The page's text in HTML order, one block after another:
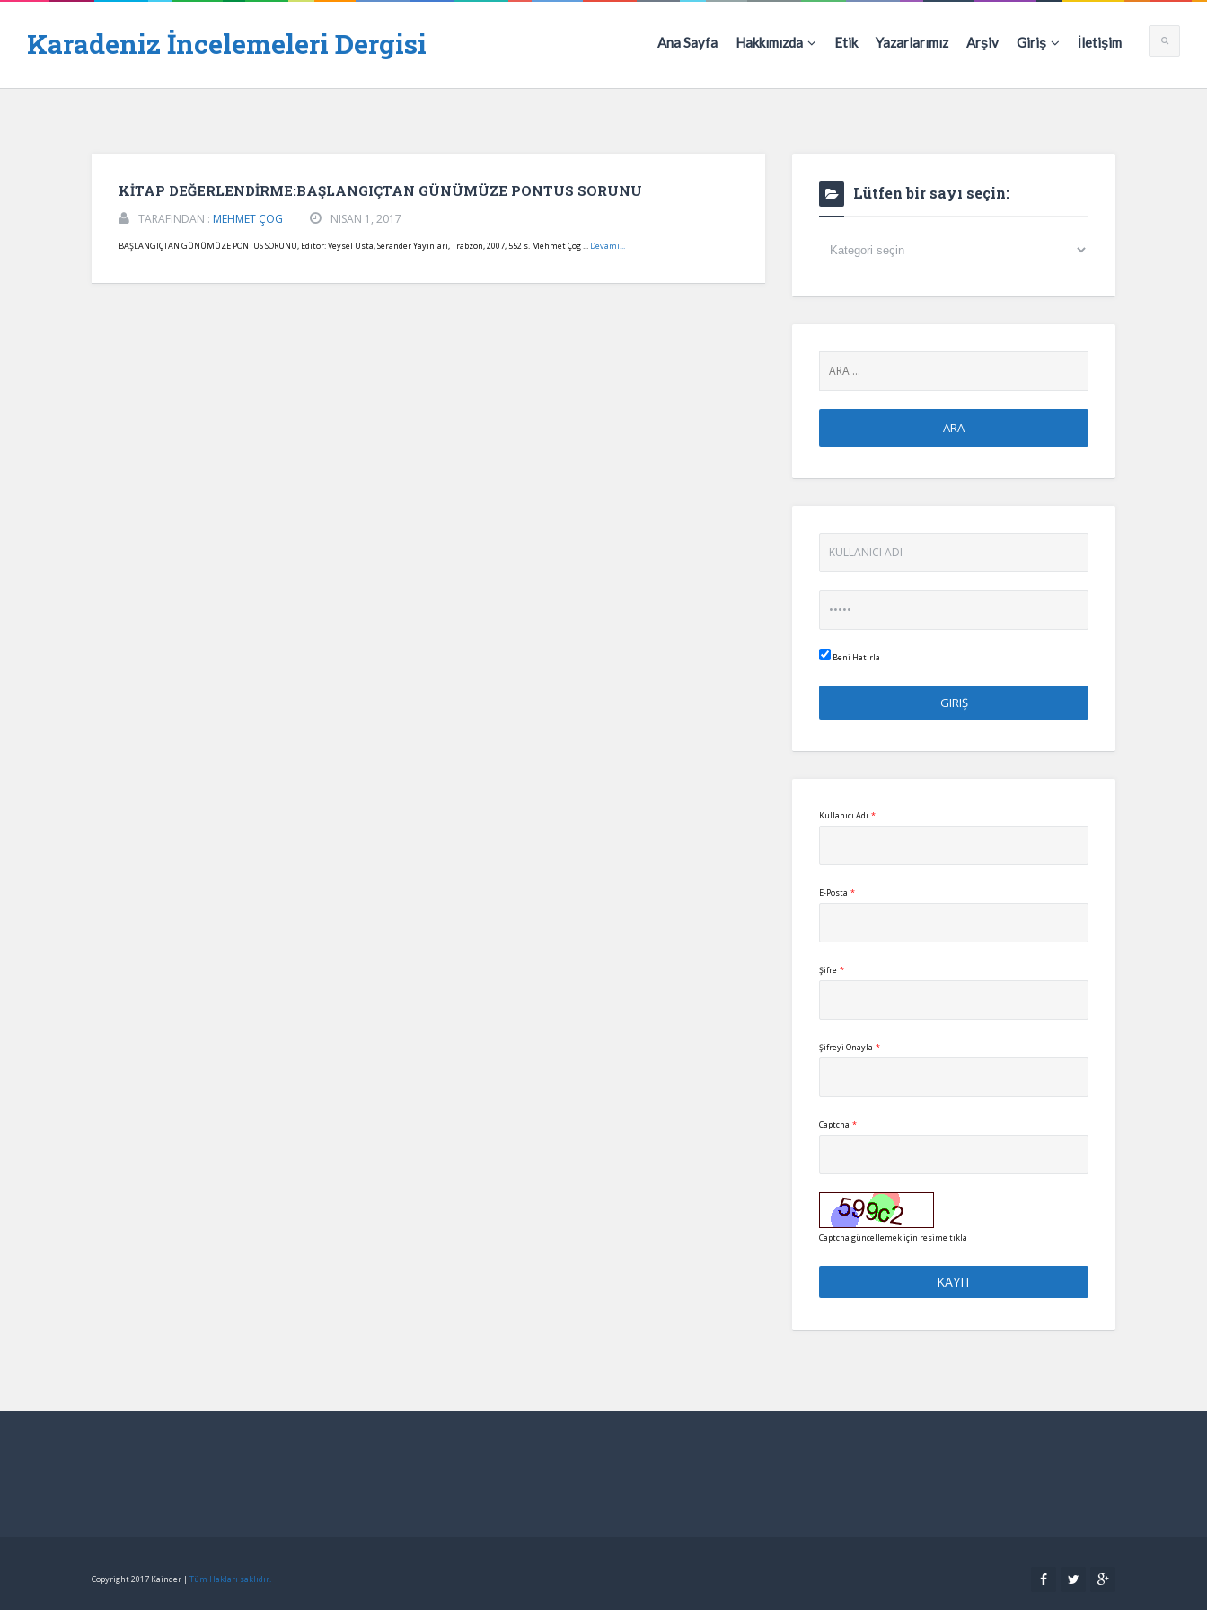
Karadeniz İncelemeleri Dergisi Ana Sayfa Hakkımızda Etik Yazarlarımız Arşiv Giriş İletişim
KİTAP DEĞERLENDİRME:BAŞLANGIÇTAN GÜNÜMÜZE PONTUS SORUNU
TARAFINDAN : MEHMET ÇOG NISAN 1, 2017
BAŞLANGIÇTAN GÜNÜMÜZE PONTUS SORUNU, Editör: Veysel Usta, Serander Yayınları, Trabzon, 2007, 552 s. Mehmet Çog ... Devamı...
Lütfen bir sayı seçin:
Lütfen
Beni Hatırla
Kullanıcı Adı *
E-Posta *
Şifre *
Şifreyi Onayla *
Captcha *
Captcha güncellemek için resime tıkla
Copyright 2017 Kainder | Tüm Hakları saklıdır.